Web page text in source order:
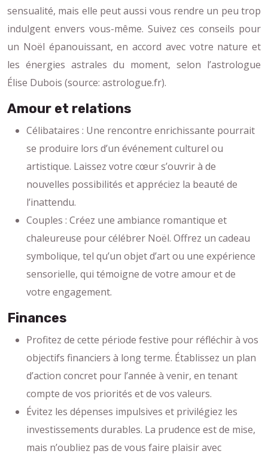
sensualité, mais elle peut aussi vous rendre un peu trop
indulgent envers vous-même. Suivez ces conseils pour
un Noël épanouissant, en accord avec votre nature et
les énergies astrales du moment, selon l’astrologue
Élise Dubois (source: astrologue.fr).
Amour et relations
Célibataires : Une rencontre enrichissante pourrait
se produire lors d’un événement culturel ou
artistique. Laissez votre cœur s’ouvrir à de
nouvelles possibilités et appréciez la beauté de
l’inattendu.
Couples : Créez une ambiance romantique et
chaleureuse pour célébrer Noël. Offrez un cadeau
symbolique, tel qu’un objet d’art ou une expérience
sensorielle, qui témoigne de votre amour et de
votre engagement.
Finances
Profitez de cette période festive pour réfléchir à vos
objectifs financiers à long terme. Établissez un plan
d’action concret pour l’année à venir, en tenant
compte de vos priorités et de vos valeurs.
Évitez les dépenses impulsives et privilégiez les
investissements durables. La prudence est de mise,
mais n’oubliez pas de vous faire plaisir avec